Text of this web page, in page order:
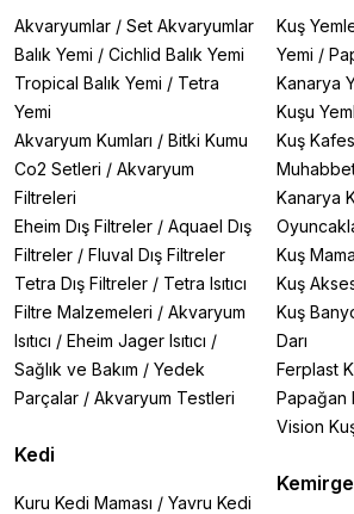
Akvaryumlar / Set Akvaryumlar
Balık Yemi / Cichlid Balık Yemi
Tropical Balık Yemi / Tetra
Yemi
Akvaryum Kumları / Bitki Kumu
Co2 Setleri / Akvaryum
Filtreleri
Eheim Dış Filtreler / Aquael Dış
Filtreler / Fluval Dış Filtreler
Tetra Dış Filtreler / Tetra Isıtıcı
Filtre Malzemeleri / Akvaryum
Isıtıcı / Eheim Jager Isıtıcı /
Sağlık ve Bakım / Yedek
Parçalar / Akvaryum Testleri
Kedi
Kuru Kedi Maması / Yavru Kedi
Kuş
Yemi /
Kanarya
Kuşu
Kuş
Kanarya
Kuş
Kuş
Kuş
Darı
Ferplast
Papağan
Vision